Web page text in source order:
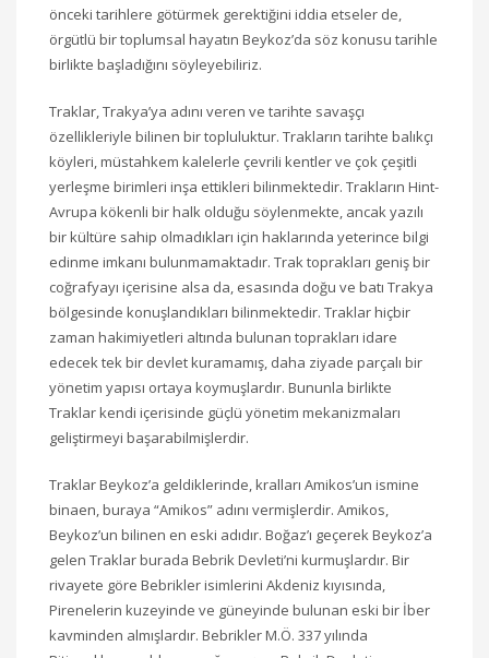
önceki tarihlere götürmek gerektiğini iddia etseler de,
örgütlü bir toplumsal hayatın Beykoz’da söz konusu tarihle
birlikte başladığını söyleyebiliriz.
Traklar, Trakya’ya adını veren ve tarihte savaşçı
özellikleriyle bilinen bir topluluktur. Trakların tarihte balıkçı
köyleri, müstahkem kalelerle çevrili kentler ve çok çeşitli
yerleşme birimleri inşa ettikleri bilinmektedir. Trakların Hint-
Avrupa kökenli bir halk olduğu söylenmekte, ancak yazılı
bir kültüre sahip olmadıkları için haklarında yeterince bilgi
edinme imkanı bulunmamaktadır. Trak toprakları geniş bir
coğrafyayı içerisine alsa da, esasında doğu ve batı Trakya
bölgesinde konuşlandıkları bilinmektedir. Traklar hiçbir
zaman hakimiyetleri altında bulunan toprakları idare
edecek tek bir devlet kuramamış, daha ziyade parçalı bir
yönetim yapısı ortaya koymuşlardır. Bununla birlikte
Traklar kendi içerisinde güçlü yönetim mekanizmaları
geliştirmeyi başarabilmişlerdir.
Traklar Beykoz’a geldiklerinde, kralları Amikos’un ismine
binaen, buraya “Amikos” adını vermişlerdir. Amikos,
Beykoz’un bilinen en eski adıdır. Boğaz’ı geçerek Beykoz’a
gelen Traklar burada Bebrik Devleti’ni kurmuşlardır. Bir
rivayete göre Bebrikler isimlerini Akdeniz kıyısında,
Pirenelerin kuzeyinde ve güneyinde bulunan eski bir İber
kavminden almışlardır. Bebrikler M.Ö. 337 yılında